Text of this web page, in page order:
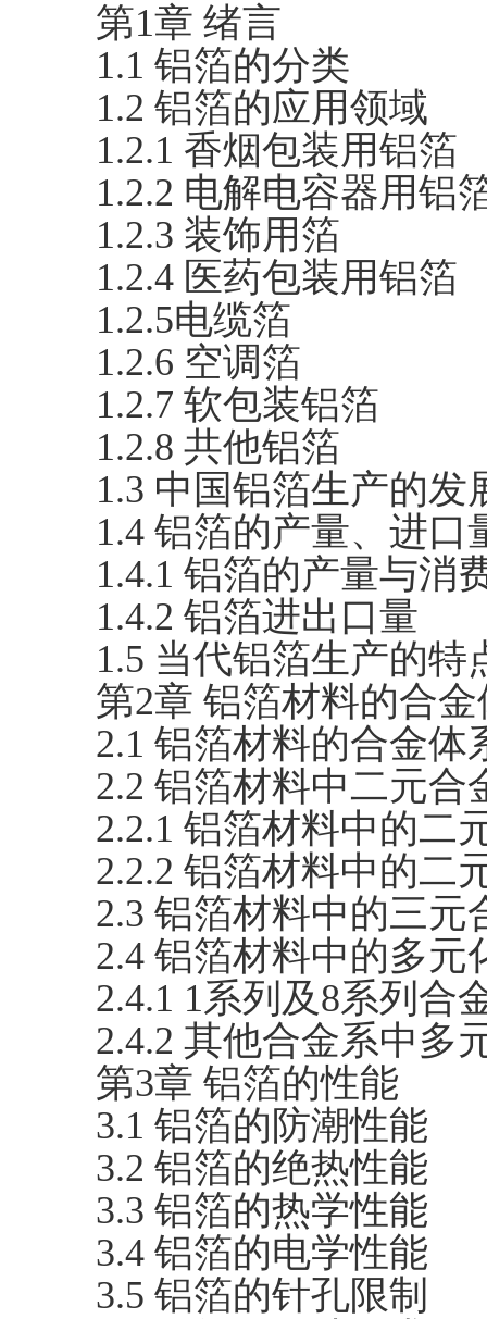
第1章 绪言
1.1 铝箔的分类
1.2 铝箔的应用领域
1.2.1 香烟包装用铝箔
1.2.2 电解电容器用铝
1.2.3 装饰用箔
1.2.4 医药包装用铝箔
1.2.5电缆箔
1.2.6 空调箔
1.2.7 软包装铝箔
1.2.8 共他铝箔
1.3 中国铝箔生产的发
1.4 铝箔的产量、进口
1.4.1 铝箔的产量与消
1.4.2 铝箔进出口量
1.5 当代铝箔生产的特
第2章 铝箔材料的合
2.1 铝箔材料的合金体
2.2 铝箔材料中二元
2.2.1 铝箔材料中的二
2.2.2 铝箔材料中的二
2.3 铝箔材料中的三元
2.4 铝箔材料中的多元
2.4.1 1系列及8系列合
2.4.2 其他合金系中多
第3章 铝箔的性能
3.1 铝箔的防潮性能
3.2 铝箔的绝热性能
3.3 铝箔的热学性能
3.4 铝箔的电学性能
3.5 铝箔的针孔限制